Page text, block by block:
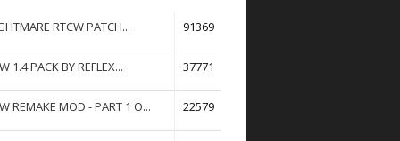
RTCW PATCH... 91369
1.4 PACK BY REFLEX... 37771
REMAKE MOD - PART 1 O... 22579